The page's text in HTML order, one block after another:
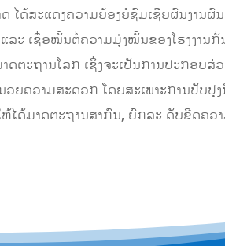
ດ້ສະແດງຄວາມຍ້ອງຍໍຊົມເຊີຍຜົນງານຜົນ
ລະ ເຊື່ອໝັ້ນຕໍ່ຄວາມມຸ່ງໝັ້ນຂອງໂຮງງາ
ະຖານໂລກ ເຊິ່ງຈະເປັນການປະກອບສ່
ຄວາມສະດວກ ໂດຍສະເພາະການປັບປຸ
ດ້ມາດຕະຖານສາກົນ, ຍົກລະ ດັບຂີດຄວ